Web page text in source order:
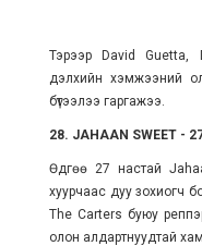
Тэрээр David Guetta,
дэлхийн хэмжээний
бүтээлээ гаргажээ.
28. JAHAAN SWEET -
Өдгөө 27 настай
хуурчаас дуу зохиогч
The Carters буюу
олон алдартнуудтай